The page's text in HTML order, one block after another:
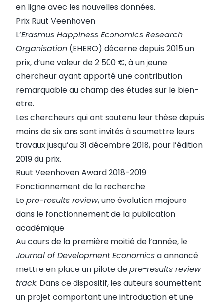
en ligne avec les nouvelles données.
Prix Ruut Veenhoven
L’Erasmus Happiness Economics Research
Organisation (EHERO) décerne depuis 2015 un
prix, d’une valeur de 2 500 €, à un jeune
chercheur ayant apporté une contribution
remarquable au champ des études sur le bien-
être.
Les chercheurs qui ont soutenu leur thèse depuis
moins de six ans sont invités à soumettre leurs
travaux jusqu’au 31 décembre 2018, pour l’édition
2019 du prix.
Ruut Veenhoven Award 2018-2019
Fonctionnement de la recherche
Lepre-results review, une évolution majeure
dans le fonctionnement de la publication
académique
Au cours de la première moitié de l’année, le
Journal of Development Economicsa annoncé
mettre en place un pilotedepre-results review
track. Dans ce dispositif, les auteurs soumettent
un projet comportant une introduction et une